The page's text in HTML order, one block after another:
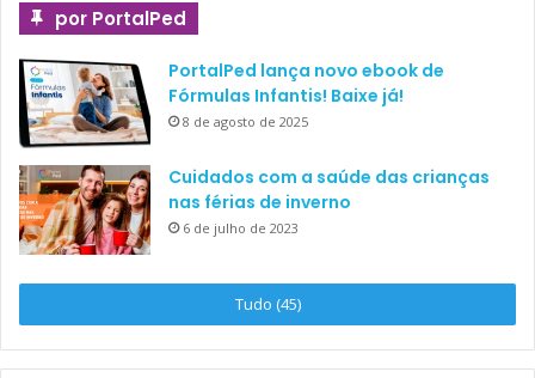
por PortalPed
PortalPed lança novo ebook de
Fórmulas Infantis! Baixe já!
8 de agosto de 2025
Cuidados com a saúde das crianças
nas férias de inverno
6 de julho de 2023
Tudo (45)